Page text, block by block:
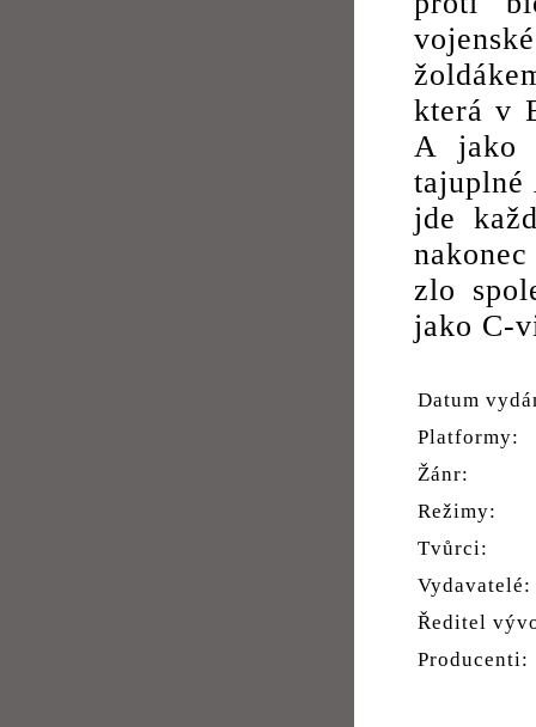
která v
A jako
tajuplné
jde
zlo
jako C-
Datum
Platformy:
Žánr:
Režimy:
Tvůrci:
Vydavatelé:
Ředitel
Producenti: